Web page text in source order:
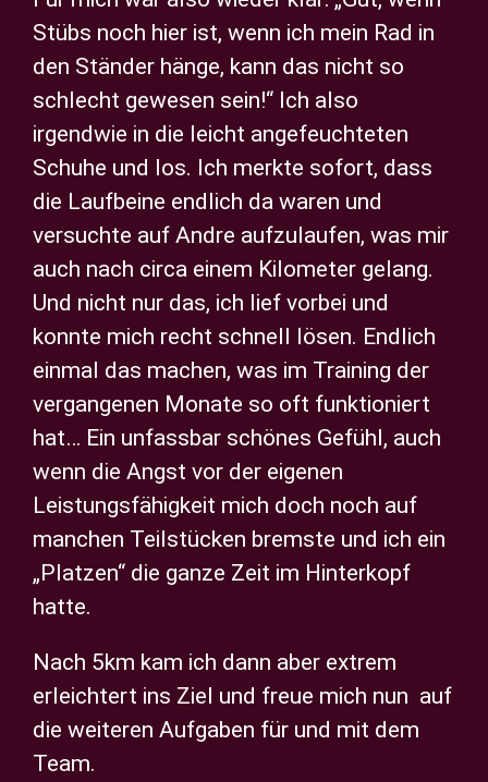
Stübs noch hier ist, wenn ich mein Rad in
den Ständer hänge, kann das nicht so
schlecht gewesen sein!“ Ich also
irgendwie in die leicht angefeuchteten
Schuhe und los. Ich merkte sofort, dass
die Laufbeine endlich da waren und
versuchte auf Andre aufzulaufen, was mir
auch nach circa einem Kilometer gelang.
Und nicht nur das, ich lief vorbei und
konnte mich recht schnell lösen. Endlich
einmal das machen, was im Training der
vergangenen Monate so oft funktioniert
hat… Ein unfassbar schönes Gefühl, auch
wenn die Angst vor der eigenen
Leistungsfähigkeit mich doch noch auf
manchen Teilstücken bremste und ich ein
„Platzen“ die ganze Zeit im Hinterkopf
hatte.
Nach 5km kam ich dann aber extrem
erleichtert ins Ziel und freue mich nun auf
die weiteren Aufgaben für und mit dem
Team.